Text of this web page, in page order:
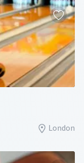
London